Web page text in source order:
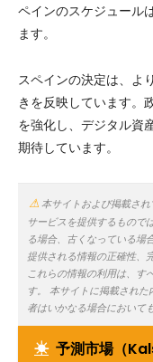
ペインのスケジュール
ます。
スペインの決定は、よ
きを反映しています。
を強化し、デジタル資
期待しています。
本サイトおよび掲載さ
サービスを提供するもので
る場合、古くなっている場
提供される情報の正確性、
これらの情報の利用は、す
す。 本サイトに掲載され
者はいかなる場合において
☀ 予測市場（